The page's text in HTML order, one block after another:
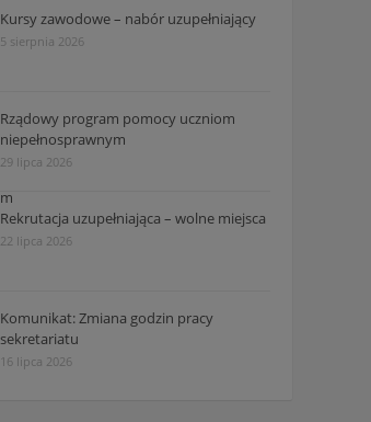
Kursy zawodowe – nabór uzupełniający
5 sierpnia 2026
Rządowy program pomocy uczniom
niepełnosprawnym
29 lipca 2026
Rekrutacja uzupełniająca – wolne miejsca
22 lipca 2026
Komunikat: Zmiana godzin pracy
sekretariatu
16 lipca 2026